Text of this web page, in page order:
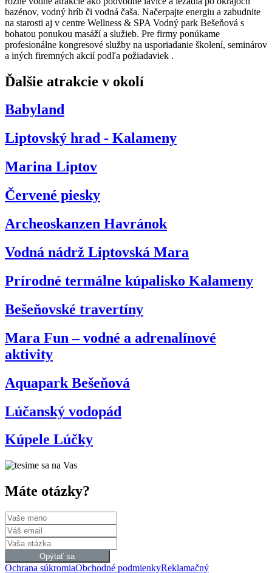
bazénov, vodný hríb či vodná čaša. Načerpajte energiu a zabudnite
na starosti aj v centre Wellness & SPA Vodný park Bešeňová s
bohatou ponukou masáží a služieb. Pre firmy ponúkame
profesionálne kongresové služby na usporiadanie školení, seminárov
a iných firemných akcií podľa požiadaviek .
Ďalšie atrakcie v okolí
Babyland
Liptovský hrad - Kalameny
Marina Liptov
Červené piesky
Archeoskanzen Havránok
Vodná nádrž Liptovská Mara
Prírodné termálne kúpalisko Kalameny
Bešeňovské travertíny
Mara Fun – vodné a adrenalínové
aktivity
Aquapark Bešeňová
Lúčanský vodopád
Kúpele Lúčky
Máte otázky?
Opýtať sa
Ochrana súkromiaObchodné podmienkyReklamačný